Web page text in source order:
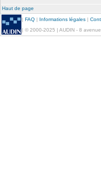
Haut de page
| FAQ | Informations légales |
| © 2000-2025 | AUDIN - 8